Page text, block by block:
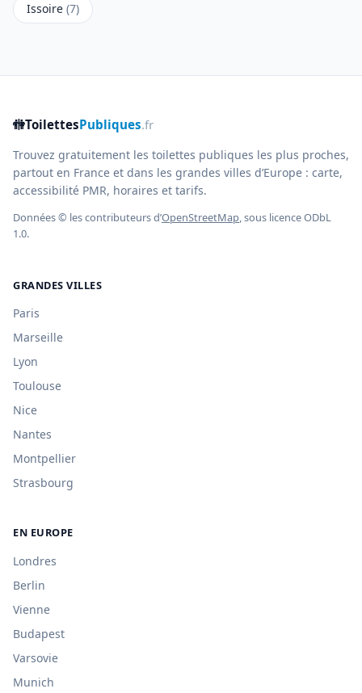
Issoire (7)
🚻ToilettesPubliques.fr
Trouvez gratuitement les toilettes publiques les plus proches,
partout en France et dans les grandes villes d’Europe : carte,
accessibilité PMR, horaires et tarifs.
Données © les contributeurs d’OpenStreetMap, sous licence ODbL
1.0.
GRANDES VILLES
Paris
Marseille
Lyon
Toulouse
Nice
Nantes
Montpellier
Strasbourg
EN EUROPE
Londres
Berlin
Vienne
Budapest
Varsovie
Munich